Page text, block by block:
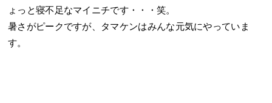
ょっと寝不足なマイニチです・・・笑。
暑さがピークですが、タマケンはみんな元気にやっていま
す。